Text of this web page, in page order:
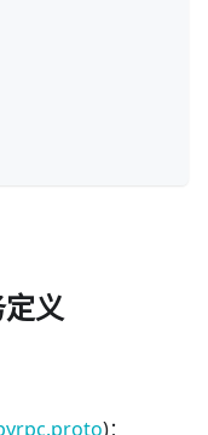
义
)：